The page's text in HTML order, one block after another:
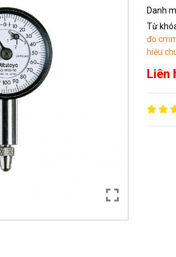
Danh
Từ
đo
hiệu
Liên